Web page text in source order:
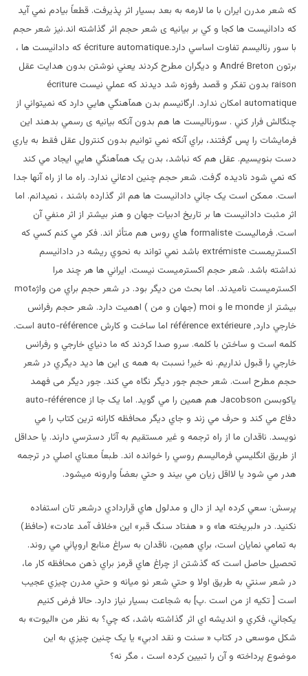
که شعر مدرن ايران با ما لارمه به بعد بسيار اثر پذيرفت. قطعاً بيادم نمي آيد
که دادائيست ها کجا و کي بر بيانيه ی شعر حجم اثر گذاشته اند.نیز شعر حجم
با سور رئاليسم تفاوت اساسي دارد.écriture automatique که دادائيست ها ،
برتون André Breton و ديگران مطرح کردند يعني نوشتن بدون هدايت عقل
raison بدون تفکر و قصد رفوزه شد ديدند که عملي نيست écriture
automatique امکان ندارد. ارگانيسم بدن همآهنگي هايي دارد که نميتواني از
چنگالش فرار کني . سورئاليست ها هم بدون آنکه بيانيه ی رسمي بدهند اين
فرمايشات را پس گرفتند، براي آنکه نمي توانيم بدون کنترول عقل فقط به ياري
دست بنويسيم. عقل هم که نباشد، بدن يک همآهنگي هايي ايجاد مي کند
که نمي شود ناديده گرفت. شعر حجم چنين ادعائي ندارد. راه ما از راه آنها جدا
است. ممکن است يک جائي دادائيست ها هم اثر گذارده باشند ، نميدانم. اما
اثر مثبت دادائيست ها بر تاريخ ادبيات جهان و هنر بيشتر از اثر منفي آن
است. فرماليست formaliste هاي روس هم متأثر اند. فکر مي کنم کسي که
اکستريمست extrémiste باشد نمي تواند به نحوي ريشه در دادائيسم
نداشته باشد. شعر حجم اکسترميست نيست. ايراني ها هر چند مرا
اکسترميست ناميدند. اما بحث من ديگر بود. در شعر حجم براي من واژهmot
بيشتر از le monde و moi (جهان و من ) اهميت دارد. شعر حجم رفرانس
خارجي دارد, référence extérieure اما ساخت و کارش auto-référence است.
کلمه است و ساختن با کلمه. سرو صدا کردند که ما دنياي خارجي و رفرانس
خارجي را قبول نداريم. نه خير! نسبت به همه ی اين ها ديد ديگري در شعر
حجم مطرح است. شعر حجم جور ديگر نگاه مي کند. جور ديگر می فهمد
ياکوبسن Jacobson هم همين را مي گويد. اما يک جا از auto-référence
دفاع مي کند و حرف مي زند و جاي ديگر محافظه کارانه ترين کتاب را مي
نويسد. ناقدان ما از راه ترجمه و غير مستقيم به آثار دسترسي دارند. يا حداقل
از طريق انگليسي فرماليسم روسي را خوانده اند. طبعاً معناي اصلي در ترجمه
هدر مي شود يا لااقل زيان مي بيند و حتي بعضاً وارونه ميشود.
پرسش: سعي کرده ايد از دال و مدلول هاي قراردادي درشعر تان استفاده
نکنيد. در «لبريخته ها» و « هفتاد سنگ قبر» اين «خلاف آمد عادت» (حافظ)
به تمامي نمايان است، براي همين، ناقدان به سراغ منابع اروپائي مي روند.
تحصيل حاصل است که گذشتن از چراغ هاي قرمز براي ذهن محافظه کار ما،
در شعر سنتي به طريق اولا و حتي شعر نو ميانه و حتي مدرن چيزي عجيب
است [ تکيه از من است .پ] به شجاعت بسيار نياز دارد. حالا فرض کنيم
يکجائي، فکري و انديشه اي اثر گذاشته باشد، که چي؟ به نظر من «اليوت» به
شکل موسعی در کتاب « سنت و نقد ادبي» يا يک چنين چيزي به اين
موضوع پرداخته و آن را تبیین کرده است ، مگر نه؟